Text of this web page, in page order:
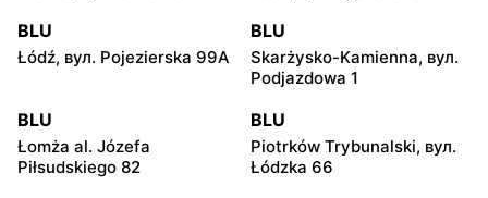
BLU
Łódź, вул. Pojezierska 99A
BLU
Skarżysko-Kamienna, вул.
Podjazdowa 1
BLU
Łomża al. Józefa
Piłsudskiego 82
BLU
Piotrków Trybunalski, вул.
Łódzka 66